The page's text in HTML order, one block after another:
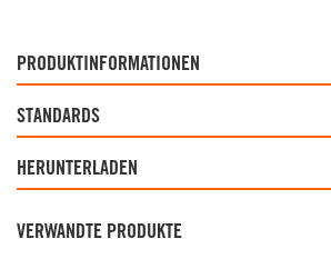
PRODUKTINFORMATIONEN
STANDARDS
HERUNTERLADEN
VERWANDTE PRODUKTE